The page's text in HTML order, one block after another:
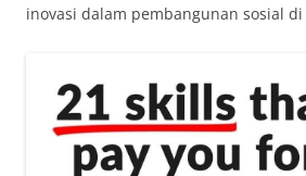
inovasi dalam pembangunan sosial